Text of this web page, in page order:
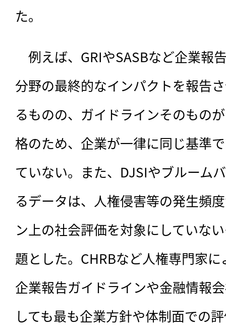
た。
例えば、GRIやSASBなど企業報
分野の最終的なインパクトを報告
るものの、ガイドラインそのもの
格のため、企業が一律に同じ基準
ていない。また、DJSIやブルーム
るデータは、人権侵害等の発生頻
ン上の社会評価を対象にしていな
題とした。CHRBなど人権専門家
企業報告ガイドラインや金融情報
しても最も企業方針や体制面での